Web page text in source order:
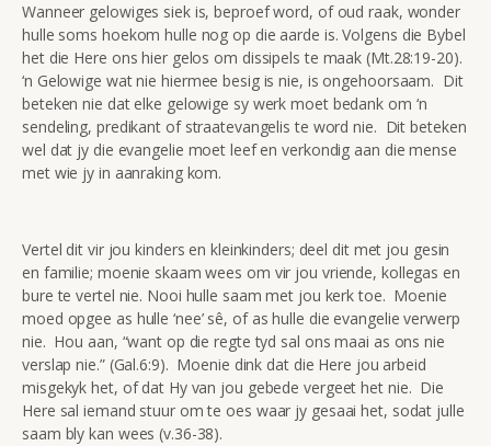
Wanneer gelowiges siek is, beproef word, of oud raak, wonder
hulle soms hoekom hulle nog op die aarde is. Volgens die Bybel
het die Here ons hier gelos om dissipels te maak (Mt.28:19-20).
‘n Gelowige wat nie hiermee besig is nie, is ongehoorsaam. Dit
beteken nie dat elke gelowige sy werk moet bedank om ‘n
sendeling, predikant of straatevangelis te word nie. Dit beteken
wel dat jy die evangelie moet leef en verkondig aan die mense
met wie jy in aanraking kom.
Vertel dit vir jou kinders en kleinkinders; deel dit met jou gesin
en familie; moenie skaam wees om vir jou vriende, kollegas en
bure te vertel nie. Nooi hulle saam met jou kerk toe. Moenie
moed opgee as hulle ‘nee’ sê, of as hulle die evangelie verwerp
nie. Hou aan, “want op die regte tyd sal ons maai as ons nie
verslap nie.” (Gal.6:9). Moenie dink dat die Here jou arbeid
misgekyk het, of dat Hy van jou gebede vergeet het nie. Die
Here sal iemand stuur om te oes waar jy gesaai het, sodat julle
saam bly kan wees (v.36-38).